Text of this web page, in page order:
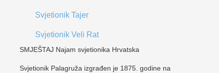
Svjetionik Tajer
Svjetionik Veli Rat
SMJEŠTAJ Najam svjetionika Hrvatska
Svjetionik Palagruža izgrađen je 1875. godine na